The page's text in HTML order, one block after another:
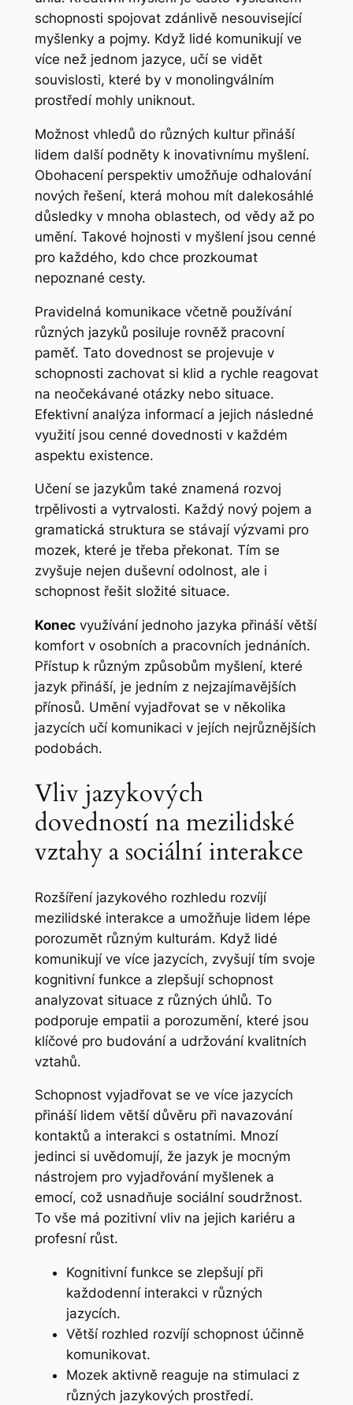
schopnosti spojovat zdánlivě nesouvisející
myšlenky a pojmy. Když lidé komunikují ve
více než jednom jazyce, učí se vidět
souvislosti, které by v monolingválním
prostředí mohly uniknout.
Možnost vhledů do různých kultur přináší
lidem další podněty k inovativnímu myšlení.
Obohacení perspektiv umožňuje odhalování
nových řešení, která mohou mít dalekosáhlé
důsledky v mnoha oblastech, od vědy až po
umění. Takové hojnosti v myšlení jsou cenné
pro každého, kdo chce prozkoumat
nepoznané cesty.
Pravidelná komunikace včetně používání
různých jazyků posiluje rovněž pracovní
paměť. Tato dovednost se projevuje v
schopnosti zachovat si klid a rychle reagovat
na neočekávané otázky nebo situace.
Efektivní analýza informací a jejich následné
využití jsou cenné dovednosti v každém
aspektu existence.
Učení se jazykům také znamená rozvoj
trpělivosti a vytrvalosti. Každý nový pojem a
gramatická struktura se stávají výzvami pro
mozek, které je třeba překonat. Tím se
zvyšuje nejen duševní odolnost, ale i
schopnost řešit složité situace.
Konecvyužívání jednoho jazyka přináší větší
komfort v osobních a pracovních jednáních.
Přístup k různým způsobům myšlení, které
jazyk přináší, je jedním z nejzajímavějších
přínosů. Umění vyjadřovat se v několika
jazycích učí komunikaci v jejích nejrůznějších
podobách.
Vliv jazykových
dovedností na mezilidské
vztahy a sociální interakce
Rozšíření jazykového rozhledu rozvíjí
mezilidské interakce a umožňuje lidem lépe
porozumět různým kulturám. Když lidé
komunikují ve více jazycích, zvyšují tím svoje
kognitivní funkce a zlepšují schopnost
analyzovat situace z různých úhlů. To
podporuje empatii a porozumění, které jsou
klíčové pro budování a udržování kvalitních
vztahů.
Schopnost vyjadřovat se ve více jazycích
přináší lidem větší důvěru při navazování
kontaktů a interakci s ostatními. Mnozí
jedinci si uvědomují, že jazyk je mocným
nástrojem pro vyjadřování myšlenek a
emocí, což usnadňuje sociální soudržnost.
To vše má pozitivní vliv na jejich kariéru a
profesní růst.
Kognitivní funkce se zlepšují při
každodenní interakci v různých
jazycích.
Větší rozhled rozvíjí schopnost účinně
komunikovat.
Mozek aktivně reaguje na stimulaci z
různých jazykových prostředí.